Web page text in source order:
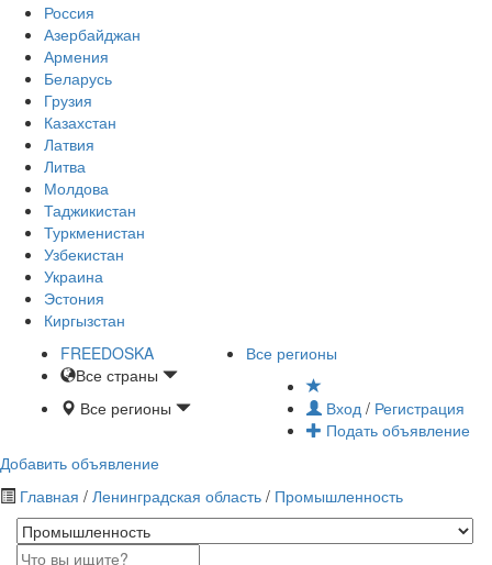
Россия
Азербайджан
Армения
Беларусь
Грузия
Казахстан
Латвия
Литва
Молдова
Таджикистан
Туркменистан
Узбекистан
Украина
Эстония
Киргызстан
FREEDOSKA
Все страны
Все регионы
Все регионы
Вход / Регистрация
Подать объявление
Добавить объявление
Главная / Ленинградская область / Промышленность